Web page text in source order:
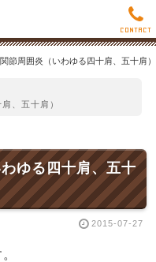
節周囲炎（いわゆる四十肩、五十肩）
、五十肩）
ゆる四十肩、五十
2015-07-27
CONTACT